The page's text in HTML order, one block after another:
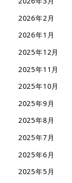
2026年2月
2026年1月
2025年12月
2025年11月
2025年10月
2025年9月
2025年8月
2025年7月
2025年6月
2025年5月